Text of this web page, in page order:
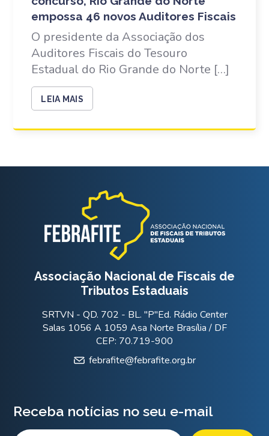
empossa 46 novos Auditores Fiscais
O presidente da Associação dos
Auditores Fiscais do Tesouro
Estadual do Rio Grande do Norte […]
LEIA MAIS
Associação Nacional de Fiscais de
Tributos Estaduais
SRTVN - QD. 702 - BL. "P"Ed. Rádio Center
Salas 1056 A 1059 Asa Norte Brasília / DF
CEP: 70.719-900
febrafite@febrafite.org.br
Receba notícias no seu e-mail